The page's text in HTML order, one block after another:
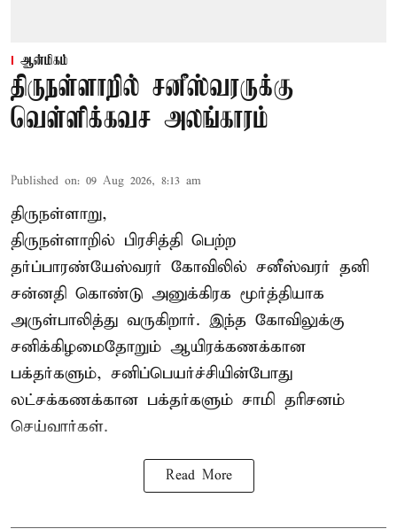
ஆன்மிகம்
திருநள்ளாறில் சனீஸ்வரருக்கு
வெள்ளிக்கவச அலங்காரம்
Published on: 09 Aug 2026, 8:13 am
திருநள்ளாறு,
திருநள்ளாறில் பிரசித்தி பெற்ற
தர்ப்பாரண்யேஸ்வரர் கோவிலில் சனீஸ்வரர் தனி
சன்னதி கொண்டு அனுக்கிரக மூர்த்தியாக
அருள்பாலித்து வருகிறார். இந்த கோவிலுக்கு
சனிக்கிழமைதோறும் ஆயிரக்கணக்கான
பக்தர்களும், சனிப்பெயர்ச்சியின்போது
லட்சக்கணக்கான பக்தர்களும் சாமி தரிசனம்
செய்வார்கள்.
Read More